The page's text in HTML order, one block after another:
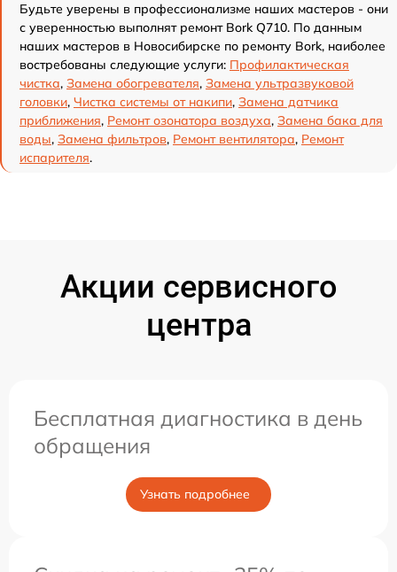
Будьте уверены в профессионализме наших мастеров - они
с уверенностью выполнят ремонт Bork Q710. По данным
наших мастеров в Новосибирске по ремонту Bork, наиболее
востребованы следующие услуги: Профилактическая
чистка, Замена обогревателя, Замена ультразвуковой
головки, Чистка системы от накипи, Замена датчика
приближения, Ремонт озонатора воздуха, Замена бака для
воды, Замена фильтров, Ремонт вентилятора, Ремонт
испарителя.
Акции сервисного
центра
Бесплатная диагностика в день
обращения
Узнать подробнее